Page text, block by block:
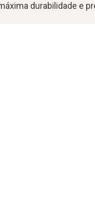
durabilidade e